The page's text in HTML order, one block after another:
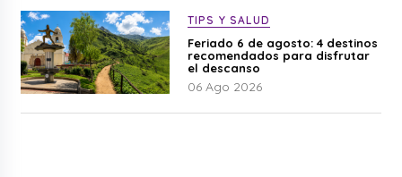
TIPS Y SALUD
Feriado 6 de agosto: 4 destinos
recomendados para disfrutar
el descanso
06 Ago 2026